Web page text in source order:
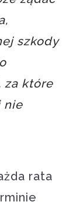
szkody
za które
nie
rata